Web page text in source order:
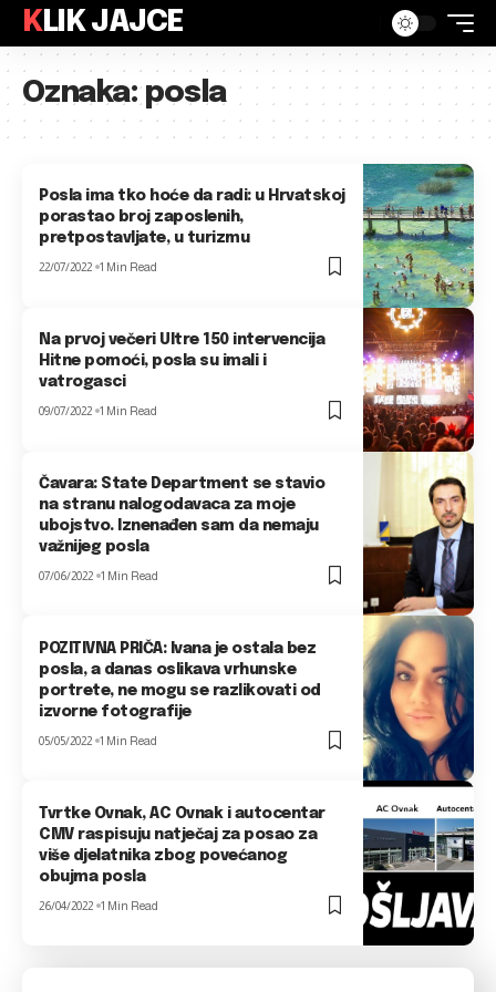
KLIK JAJCE
Oznaka:posla
Posla ima tko hoće da radi: u Hrvatskoj
porastao broj zaposlenih,
pretpostavljate, u turizmu
22/07/2022 1 Min Read
Na prvoj večeri Ultre 150 intervencija
Hitne pomoći, posla su imali i
vatrogasci
09/07/2022 1 Min Read
Čavara: State Department se stavio
na stranu nalogodavaca za moje
ubojstvo. Iznenađen sam da nemaju
važnijeg posla
07/06/2022 1 Min Read
POZITIVNA PRIČA: Ivana je ostala bez
posla, a danas oslikava vrhunske
portrete, ne mogu se razlikovati od
izvorne fotografije
05/05/2022 1 Min Read
Tvrtke Ovnak, AC Ovnak i autocentar
CMV raspisuju natječaj za posao za
više djelatnika zbog povećanog
obujma posla
26/04/2022 1 Min Read